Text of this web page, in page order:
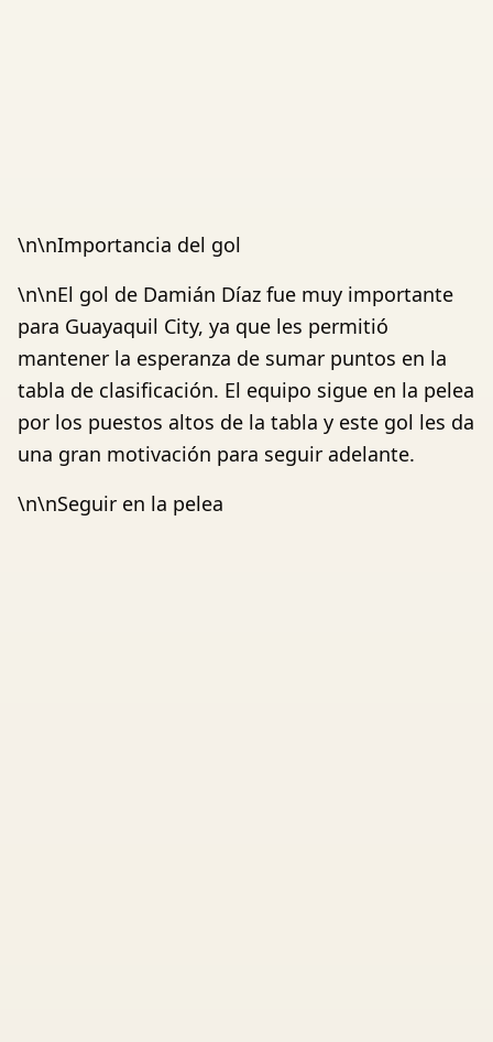
\n\nImportancia del gol
\n\nEl gol de Damián Díaz fue muy importante
para Guayaquil City, ya que les permitió
mantener la esperanza de sumar puntos en la
tabla de clasificación. El equipo sigue en la pelea
por los puestos altos de la tabla y este gol les da
una gran motivación para seguir adelante.
\n\nSeguir en la pelea